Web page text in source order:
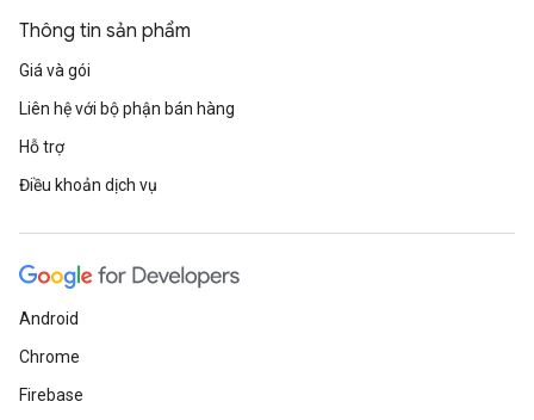
Thông tin sản phẩm
Giá và gói
Liên hệ với bộ phận bán hàng
Hỗ trợ
Điều khoản dịch vụ
Android
Chrome
Firebase